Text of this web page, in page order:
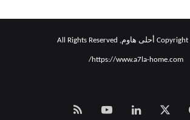
https://www.a7la-home.com/
فيسبوك لينكدإن‫YouTube
Smart